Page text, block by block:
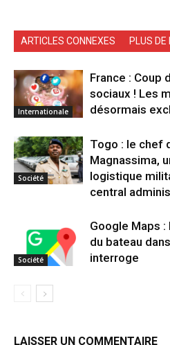
ARTICLES CONNEXES PLUS DE
Internationale
France : Coup
sociaux ! Les
désormais
Société
Togo : le chef
Magnassima,
logistique
central
Société
Google Maps :
du bateau
interroge
LAISSER UN COMMENTAIRE